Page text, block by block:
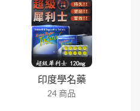
印度學名藥
24 商品